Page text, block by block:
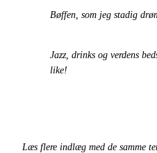
Bøffen, som jeg stadig
Jazz, drinks og verdens
like!
Læs flere indlæg med de samme